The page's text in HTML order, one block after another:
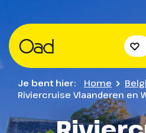
Je bent hier: Home
Riviercruise Vlaanderen en
Het
Bekijk hieronder het
Praktische
Informatie
Bekijk hieronder alle
reis